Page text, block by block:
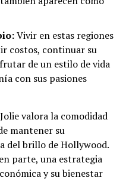
Vivir en estas regiones
costos, continuar su
de un estilo de vida
con sus pasiones
valora la comodidad
mantener su
del brillo de Hollywood.
parte, una estrategia
y su bienestar